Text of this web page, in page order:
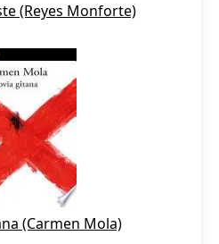
(Reyes Monforte)
(Carmen Mola)